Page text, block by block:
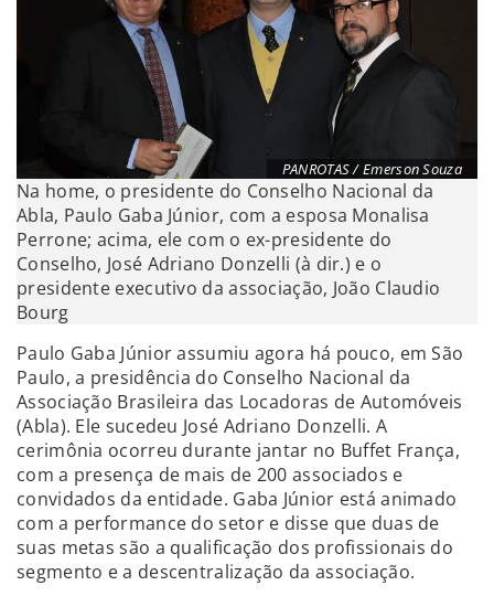
PANROTAS / Emerson Souza
Na home, o presidente do Conselho Nacional da
Abla, Paulo Gaba Júnior, com a esposa Monalisa
Perrone; acima, ele com o ex-presidente do
Conselho, José Adriano Donzelli (à dir.) e o
presidente executivo da associação, João Claudio
Bourg
Paulo Gaba Júnior assumiu agora há pouco, em São
Paulo, a presidência do Conselho Nacional da
Associação Brasileira das Locadoras de Automóveis
(Abla). Ele sucedeu José Adriano Donzelli. A
cerimônia ocorreu durante jantar no Buffet França,
com a presença de mais de 200 associados e
convidados da entidade. Gaba Júnior está animado
com a performance do setor e disse que duas de
suas metas são a qualificação dos profissionais do
segmento e a descentralização da associação.